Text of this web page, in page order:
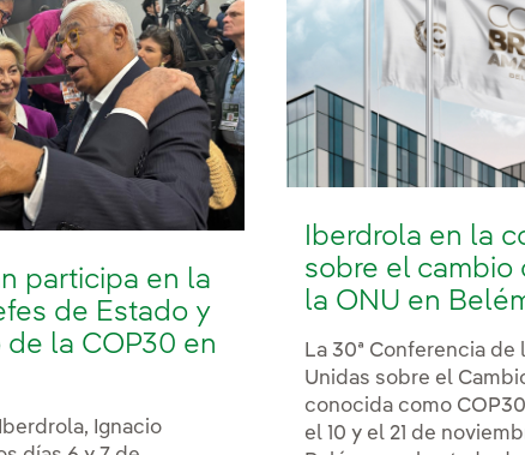
participa en la
de Estado y
la COP30 en
Ignacio
Iberdrola en la
sobre el cambio
la ONU en
La 30ª Conferencia de
Unidas sobre el
conocida como
el 10 y el 21 de